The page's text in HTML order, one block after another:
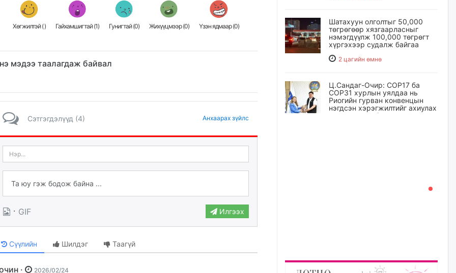
Хөгжилтэй () Гайхамшигтай (1) Гунигтай (0) Жихүүцмээр (0) Үзэн ядмаар (0)
мэдээ таалагдаж байвал
Сэтгэгдэлүүд (4) Анхаарах зүйлс
· GIF Илгээх
Сүүлийн Шилдэг Таагүй
Зочин · 2026/02/24
Шатахуун олголтыг 50,000
төгрөгөөр хязгаарласныг
нэмэгдүүлж 100,000 төгрөгт
хүргэхээр судалж байгаа
2 цагийн өмнө
Ц.Сандаг-Очир: COP17 ба
COP31 хурлын уялдаа нь
Риогийн гурван конвенцын
нэгдсэн хэрэгжилтийг ахиулах
чухал алхам болно